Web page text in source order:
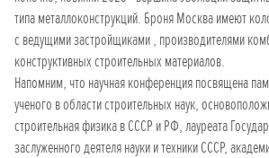
типа металлоконструкций. Броня Москва имеют
с ведущими застройщиками , производителями
конструктивных строительных материалов.
Напомним, что научная конференция посвящена
ученого в области строительных наук,
строительная физика в СССР и РФ, лауреата
заслуженного деятеля науки и техники СССР,